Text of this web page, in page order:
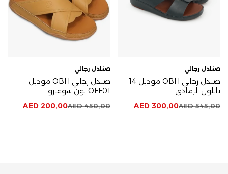
صنادل رجالي
صندل رجالي OBH موديل 14
باللون الرمادي
AED545,00
AED 300,00
صنادل رجالي
صندل رجالي OBH موديل
OFF01 لون سوغارو
AED450,00
AED200,00